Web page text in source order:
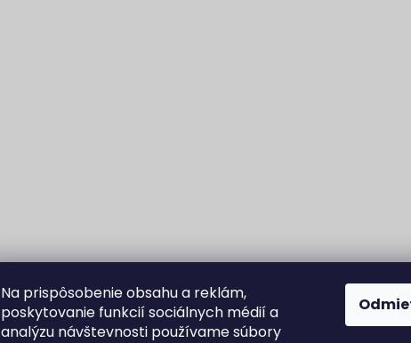
Na prispôsobenie obsahu a reklám,
poskytovanie funkcií sociálnych médií a
analýzu návštevnosti používame súbory